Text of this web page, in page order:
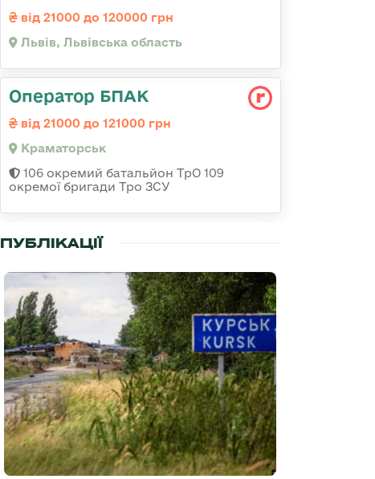
від 21000 до 120000 грн
Львів, Львівська область
Оператор БПАК
від 21000 до 121000 грн
Краматорськ
106 окремий батальйон ТрО 109
окремої бригади Тро ЗСУ
ПУБЛІКАЦІЇ